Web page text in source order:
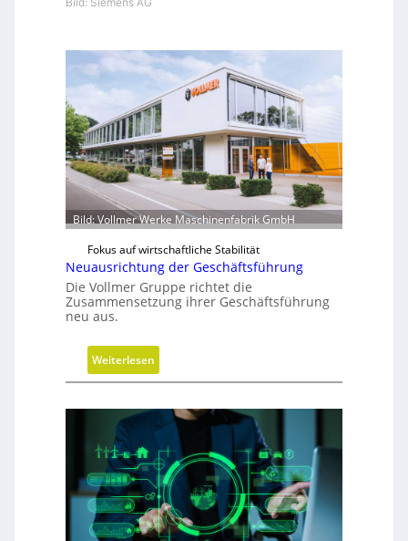
Bild: Vollmer Werke Maschinenfabrik GmbH
Fokus auf wirtschaftliche Stabilität
Neuausrichtung der Geschäftsführung
Die Vollmer Gruppe richtet die
Zusammensetzung ihrer Geschäftsführung
neu aus.
Weiterlesen:
N
a
u
s
r
i
c